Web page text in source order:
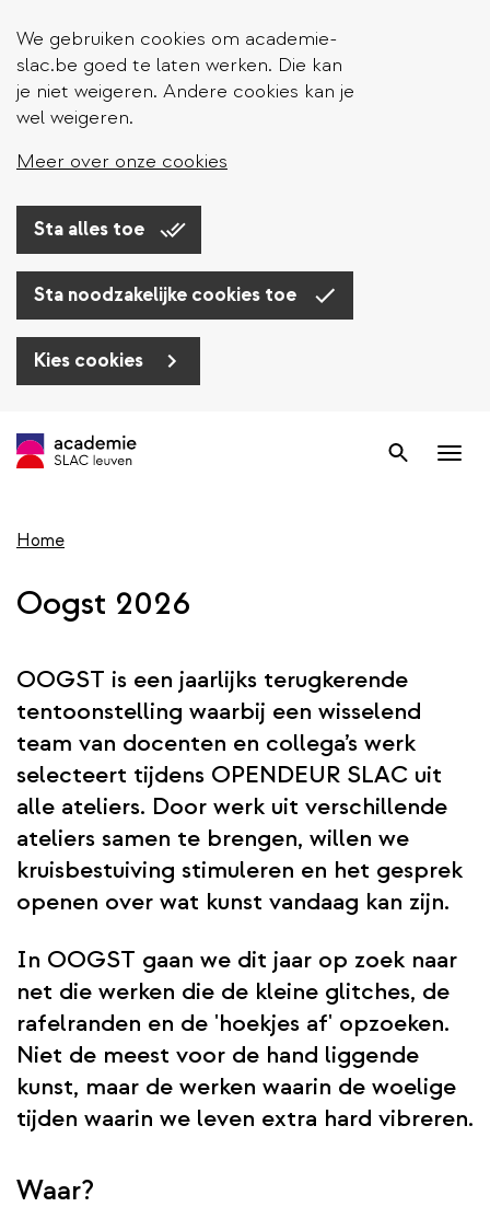
We gebruiken cookies om academie-
slac.be goed te laten werken. Die kan
je niet weigeren. Andere cookies kan je
wel weigeren.
Meer over onze cookies
Sta alles toe
Sta noodzakelijke cookies toe
Kies cookies
en
inhoud
Zoek
Home
Oogst 2026
OOGST is een jaarlijks terugkerende
tentoonstelling waarbij een wisselend
team van docenten en collega’s werk
selecteert tijdens OPENDEUR SLAC uit
alle ateliers. Door werk uit verschillende
ateliers samen te brengen, willen we
kruisbestuiving stimuleren en het gesprek
openen over wat kunst vandaag kan zijn.
In OOGST gaan we dit jaar op zoek naar
net die werken die de kleine glitches, de
rafelranden en de 'hoekjes af' opzoeken.
Niet de meest voor de hand liggende
kunst, maar de werken waarin de woelige
tijden waarin we leven extra hard vibreren.
Waar?